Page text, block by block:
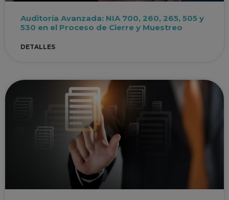
Auditoría Avanzada: NIA 700, 260, 265, 505 y
530 en el Proceso de Cierre y Muestreo
DETALLES